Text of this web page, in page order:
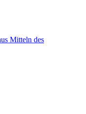
Mitteln des